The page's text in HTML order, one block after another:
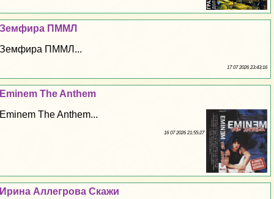
Земфира ПММЛ
Земфира ПММЛ...
17 07 2026 23:43:16
Eminem The Anthem
Eminem The Anthem...
16 07 2026 21:55:27
Ирина Аллегрова Скажи